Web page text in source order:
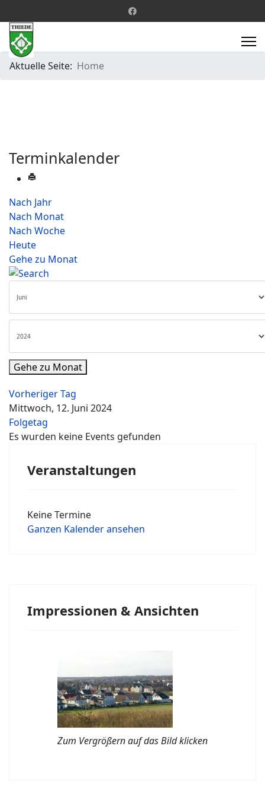
Aktuelle Seite: Home
Terminkalender
Nach Jahr
Nach Monat
Nach Woche
Heute
Gehe zu Monat
Gehe zu Monat
Vorheriger Tag
Mittwoch, 12. Juni 2024
Folgetag
Es wurden keine Events gefunden
Veranstaltungen
Keine Termine
Ganzen Kalender ansehen
Impressionen & Ansichten
Zum Vergrößern auf das Bild klicken